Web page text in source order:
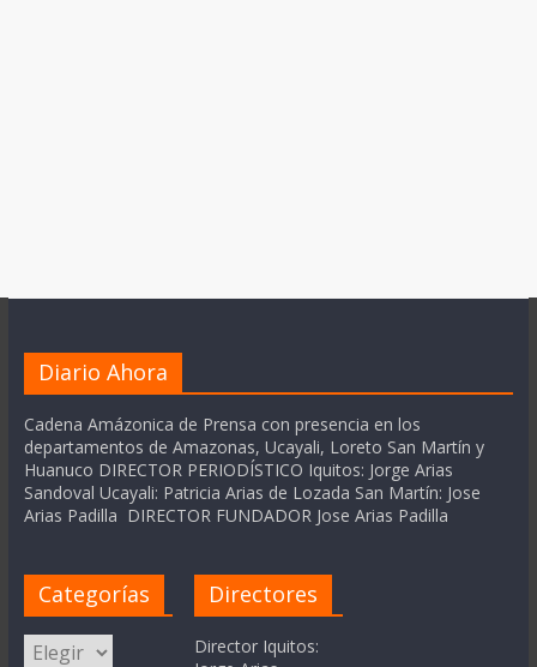
Diario Ahora
Cadena Amázonica de Prensa con presencia en los
departamentos de Amazonas, Ucayali, Loreto San Martín y
Huanuco DIRECTOR PERIODÍSTICO Iquitos: Jorge Arias
Sandoval Ucayali: Patricia Arias de Lozada San Martín: Jose
Arias Padilla DIRECTOR FUNDADOR Jose Arias Padilla
Categorías
Categorías
Directores
Director Iquitos: